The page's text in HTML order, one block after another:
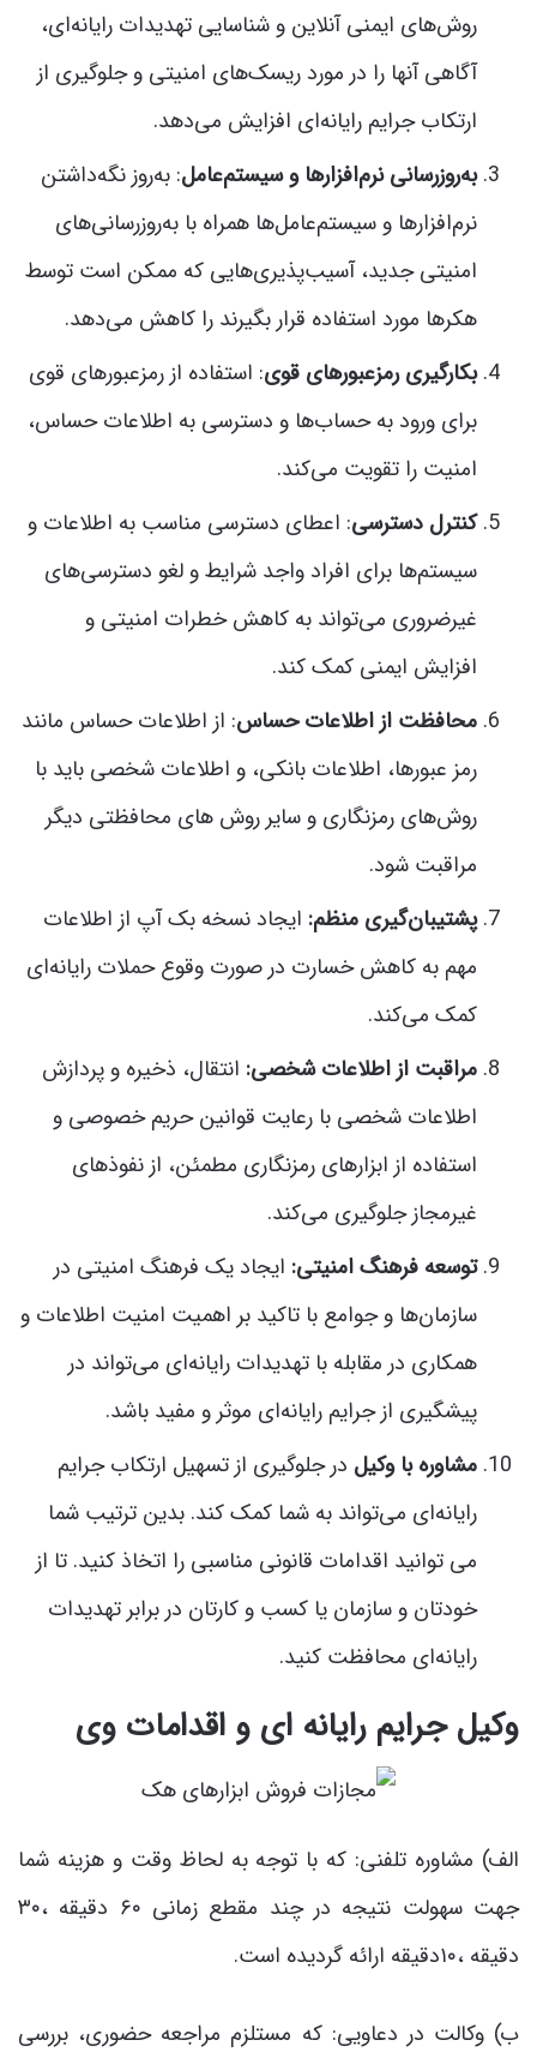
روش‌های ایمنی آنلاین و شناسایی تهدیدات رایانه‌ای،
آگاهی آنها را در مورد ریسک‌های امنیتی و جلوگیری از
ارتکاب جرایم رایانه‌ای افزایش می‌دهد.
به‌روزرسانی نرم‌افزارها و سیستم‌عامل: به‌روز نگه‌داشتن
نرم‌افزارها و سیستم‌عامل‌ها همراه با به‌روزرسانی‌های
امنیتی جدید، آسیب‌پذیری‌هایی که ممکن است توسط
هکرها مورد استفاده قرار بگیرند را کاهش می‌دهد.
بکارگیری رمزعبورهای قوی: استفاده از رمزعبورهای قوی
برای ورود به حساب‌ها و دسترسی به اطلاعات حساس،
امنیت را تقویت می‌کند.
کنترل دسترسی: اعطای دسترسی مناسب به اطلاعات و
سیستم‌ها برای افراد واجد شرایط و لغو دسترسی‌های
غیرضروری می‌تواند به کاهش خطرات امنیتی و
افزایش ایمنی کمک کند.
محافظت از اطلاعات حساس: از اطلاعات حساس مانند
رمز عبورها، اطلاعات بانکی، و اطلاعات شخصی باید با
روش‌های رمزنگاری و سایر روش های محافظتی دیگر
مراقبت شود.
پشتیبان‌گیری منظم: ایجاد نسخه بک آپ از اطلاعات
مهم به کاهش خسارت در صورت وقوع حملات رایانه‌ای
کمک می‌کند.
مراقبت از اطلاعات شخصی: انتقال، ذخیره و پردازش
اطلاعات شخصی با رعایت قوانین حریم خصوصی و
استفاده از ابزارهای رمزنگاری مطمئن، از نفوذهای
غیرمجاز جلوگیری می‌کند.
توسعه فرهنگ امنیتی: ایجاد یک فرهنگ امنیتی در
سازمان‌ها و جوامع با تاکید بر اهمیت امنیت اطلاعات و
همکاری در مقابله با تهدیدات رایانه‌ای می‌تواند در
پیشگیری از جرایم رایانه‌ای موثر و مفید باشد.
مشاوره با وکیل در جلوگیری از تسهیل ارتکاب جرایم
رایانه‌ای می‌تواند به شما کمک کند. بدین ترتیب شما
می توانید اقدامات قانونی مناسبی را اتخاذ کنید. تا از
خودتان و سازمان یا کسب و کارتان در برابر تهدیدات
رایانه‌ای محافظت کنید.
وکیل جرایم رایانه ای و اقدامات وی
الف) مشاوره تلفنی: که با توجه به لحاظ وقت و هزینه شما
جهت سهولت نتیجه در چند مقطع زمانی ۶۰ دقیقه ،۳۰
دقیقه ،۱۰دقیقه ارائه گردیده است.
ب) وکالت در دعاویی: که مستلزم مراجعه حضوری، بررسی